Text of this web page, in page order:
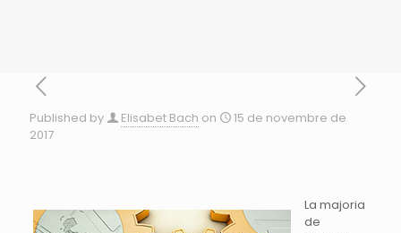
Published by Elisabet Bach on
15 de novembre de
2017
La majoria
de